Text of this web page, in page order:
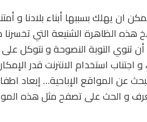
ان يهلك بسببها أبناء بلادنا و
الظاهرة الشنيعة التي تخسرنا
أن تنوي التوبة النصوحة و نتوكل
و اجتناب استخدام الانترنت قدر
عن المواقع الإباحية… إبعاد
و الحث على تصفح مثل هذه